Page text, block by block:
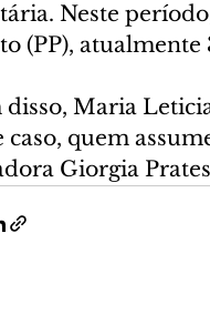
Neste
(PP), atualmente
disso, Maria
caso, quem
Giorgia